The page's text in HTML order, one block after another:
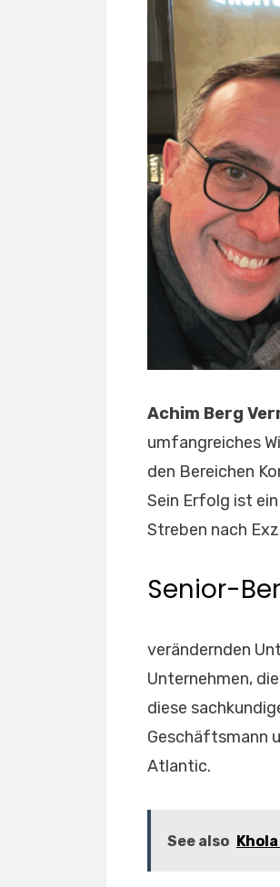
Achim Berg
umfangreiches
den Bereichen
Sein Erfolg ist
Streben nach
Senior-
verändernden
Unternehmen,
diese
Geschäftsmann
Atlantic.
See also